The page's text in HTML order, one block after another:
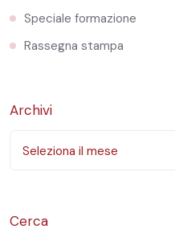
Speciale formazione
Rassegna stampa
Archivi
Seleziona il mese
Cerca